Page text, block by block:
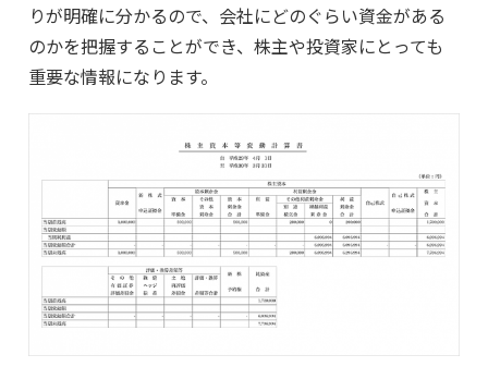
りが明確に分かるので、会社にどのぐらい資金がある
のかを把握することができ、株主や投資家にとっても
重要な情報になります。